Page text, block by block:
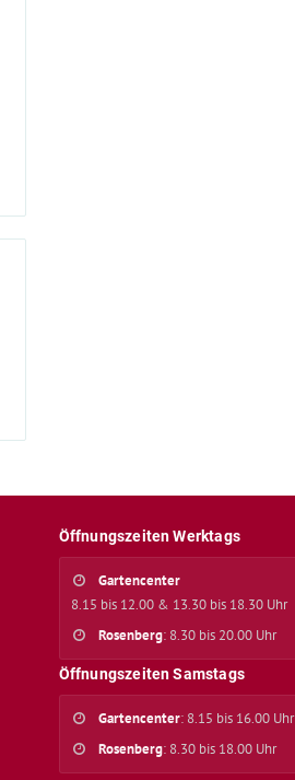
Öffnungszeiten Werktags
Gartencenter
8.15 bis 12.00 & 13.30 bis 18.30 Uhr
Rosenberg: 8.30 bis 20.00 Uhr
Öffnungszeiten Samstags
Gartencenter: 8.15 bis 16.00 Uhr
Rosenberg: 8.30 bis 18.00 Uhr